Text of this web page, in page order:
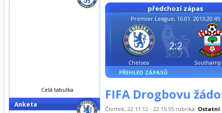
předchozí zápas
Premier League, 16.01. 2013,20:45
Chelsea
2:2
PŘEHLED ZÁPASŮ
FIFA Drogbovu
Čtvrtek, 22.11.12 - 22:15:55 rubrika: Ostatní
Celá tabulka
Anketa